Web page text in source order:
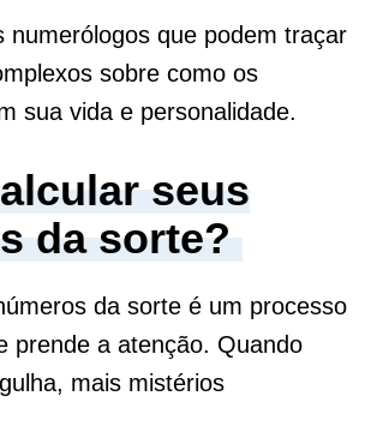
numerólogos que podem traçar
sobre como os
sua vida e personalidade.
seus
da sorte?
da sorte é um processo
prende a atenção. Quando
mais mistérios